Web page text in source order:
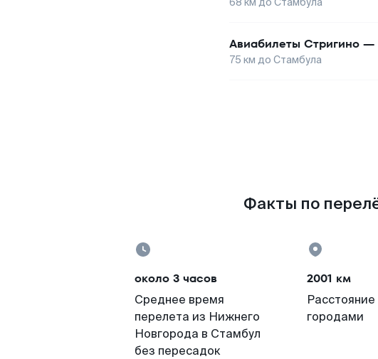
Авиабилеты Стригино —
75 км до Стамбула
Факты по
около 3 часов
Среднее время
перелета из Нижнего
Новгорода в Стамбул
без пересадок
2001 км
городами